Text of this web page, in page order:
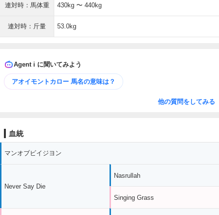
連対時：馬体重 430kg 〜 440kg
連対時：斤量 53.0kg
Agent i に聞いてみよう
アオイモントカロー 馬名の意味は？
他の質問をしてみる
血統
マンオブビイジヨン
Never Say Die
Nasrullah
Singing Grass